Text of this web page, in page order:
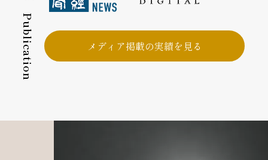
Publication メディア掲載の実績を見る